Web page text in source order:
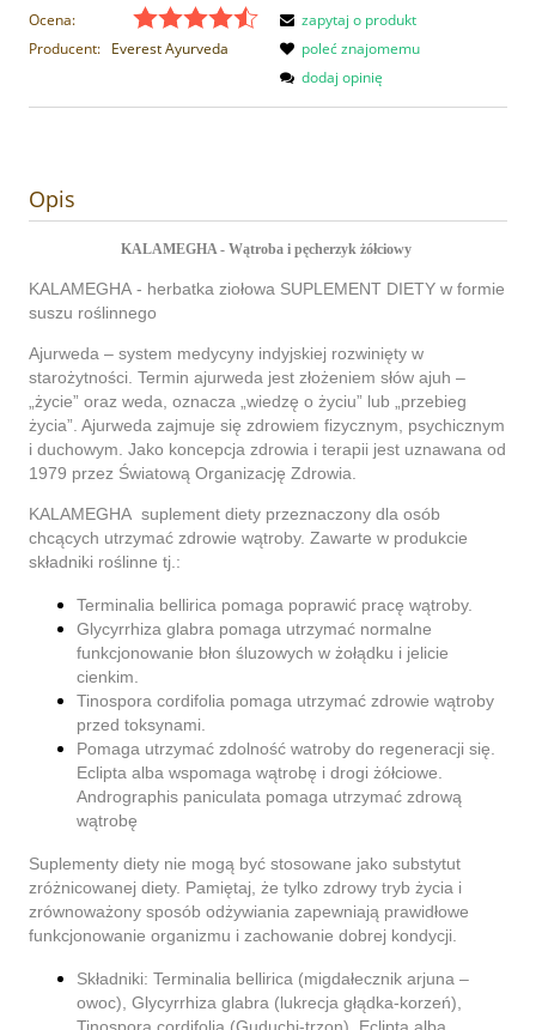
Ocena:
Producent: Everest Ayurveda
zapytaj o produkt
poleć znajomemu
dodaj opinię
Opis
KALAMEGHA - Wątroba i pęcherzyk żółciowy
KALAMEGHA - herbatka ziołowa SUPLEMENT DIETY w formie
suszu roślinnego
Ajurweda – system medycyny indyjskiej rozwinięty w
starożytności. Termin ajurweda jest złożeniem słów ajuh –
„życie” oraz weda, oznacza „wiedzę o życiu” lub „przebieg
życia”. Ajurweda zajmuje się zdrowiem fizycznym, psychicznym
i duchowym. Jako koncepcja zdrowia i terapii jest uznawana od
1979 przez Światową Organizację Zdrowia.
KALAMEGHA suplement diety przeznaczony dla osób
chcących utrzymać zdrowie wątroby. Zawarte w produkcie
składniki roślinne tj.:
Terminalia bellirica pomaga poprawić pracę wątroby.
Glycyrrhiza glabra pomaga utrzymać normalne
funkcjonowanie błon śluzowych w żołądku i jelicie
cienkim.
Tinospora cordifolia pomaga utrzymać zdrowie wątroby
przed toksynami.
Pomaga utrzymać zdolność watroby do regeneracji się.
Eclipta alba wspomaga wątrobę i drogi żółciowe.
Andrographis paniculata pomaga utrzymać zdrową
wątrobę
Suplementy diety nie mogą być stosowane jako substytut
zróżnicowanej diety. Pamiętaj, że tylko zdrowy tryb życia i
zrównoważony sposób odżywiania zapewniają prawidłowe
funkcjonowanie organizmu i zachowanie dobrej kondycji.
Składniki: Terminalia bellirica (migdałecznik arjuna –
owoc), Glycyrrhiza glabra (lukrecja głądka-korzeń),